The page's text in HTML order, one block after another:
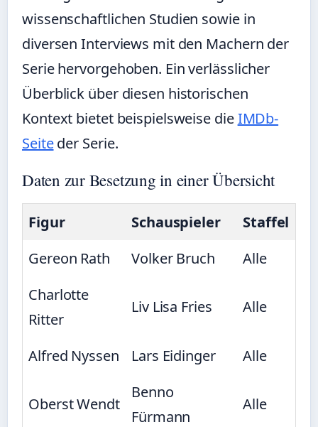
wissenschaftlichen Studien sowie in
diversen Interviews mit den Machern der
Serie hervorgehoben. Ein verlässlicher
Überblick über diesen historischen
Kontext bietet beispielsweise dieIMDb-
Seiteder Serie.
Daten zur Besetzung in einer Übersicht
Figur Schauspieler
Staffel
Gereon Rath
Volker Bruch
Alle
Charlotte
Ritter
Liv Lisa Fries Alle
Alfred Nyssen Lars Eidinger Alle
Oberst Wendt
Benno
Fürmann
Alle